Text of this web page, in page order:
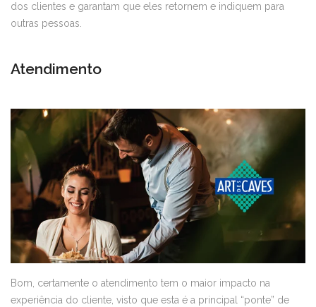
dos clientes e garantam que eles retornem e indiquem para
outras pessoas.
Atendimento
Bom, certamente o atendimento tem o maior impacto na
experiência do cliente, visto que esta é a principal “ponte” de